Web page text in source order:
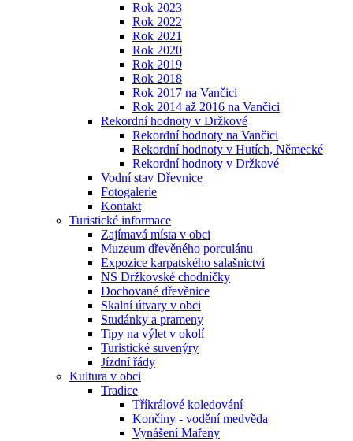
Rok 2023
Rok 2022
Rok 2021
Rok 2020
Rok 2019
Rok 2018
Rok 2017 na Vančici
Rok 2014 až 2016 na Vančici
Rekordní hodnoty v Držkové
Rekordní hodnoty na Vančici
Rekordní hodnoty v Hutích, Německé
Rekordní hodnoty v Držkové
Vodní stav Dřevnice
Fotogalerie
Kontakt
Turistické informace
Zajímavá místa v obci
Muzeum dřevěného porculánu
Expozice karpatského salašnictví
NS Držkovské chodníčky
Dochované dřevěnice
Skalní útvary v obci
Studánky a prameny
Tipy na výlet v okolí
Turistické suvenýry
Jízdní řády
Kultura v obci
Tradice
Tříkrálové koledování
Končiny - vodění medvěda
Vynášení Mařeny